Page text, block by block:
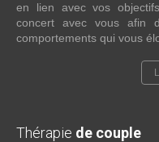
en lien avec vos
concert avec vous afin
comportements qui vous
Thérapie de couple